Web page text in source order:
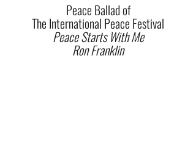
Peace Ballad of
The International Peace Festival
Peace Starts With Me
Ron Franklin